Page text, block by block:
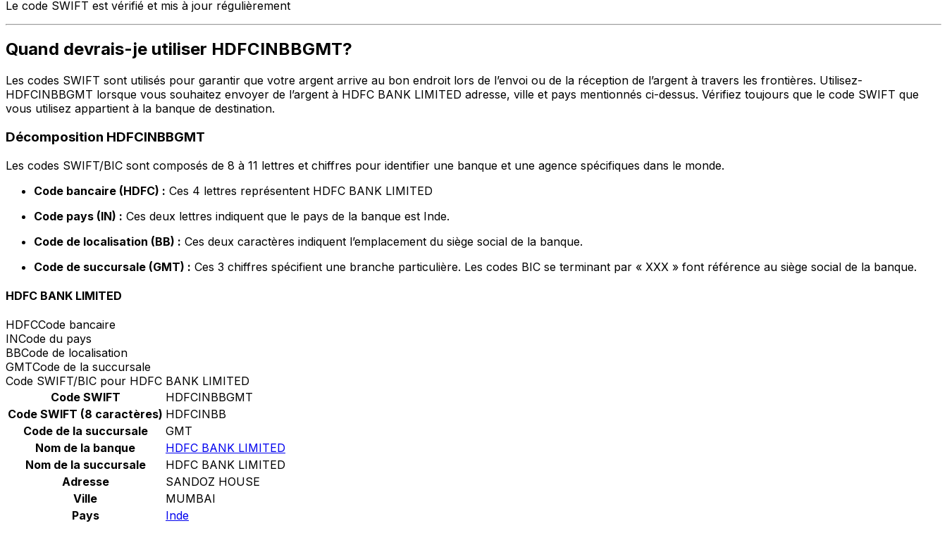
Le code SWIFT est vérifié et mis à jour régulièrement
Quand devrais-je utiliser HDFCINBBGMT?
Les codes SWIFT sont utilisés pour garantir que votre argent arrive au bon endroit lors de l’envoi ou de la réception de l’argent à travers les frontières. Utilisez-
HDFCINBBGMT lorsque vous souhaitez envoyer de l’argent à HDFC BANK LIMITED adresse, ville et pays mentionnés ci-dessus. Vérifiez toujours que le code SWIFT que
vous utilisez appartient à la banque de destination.
Décomposition HDFCINBBGMT
Les codes SWIFT/BIC sont composés de 8 à 11 lettres et chiffres pour identifier une banque et une agence spécifiques dans le monde.
Code bancaire (HDFC) : Ces 4 lettres représentent HDFC BANK LIMITED
Code pays (IN) : Ces deux lettres indiquent que le pays de la banque est Inde.
Code de localisation (BB) : Ces deux caractères indiquent l’emplacement du siège social de la banque.
Code de succursale (GMT) : Ces 3 chiffres spécifient une branche particulière. Les codes BIC se terminant par « XXX » font référence au siège social de la banque.
HDFC BANK LIMITED
HDFCCode bancaire
INCode du pays
BBCode de localisation
GMTCode de la succursale
Code SWIFT/BIC pour HDFC BANK LIMITED
Code SWIFT
HDFCINBBGMT
Code SWIFT (8 caractères) HDFCINBB
Code de la succursale
GMT
Nom de la banque
HDFC BANK LIMITED
Nom de la succursale
HDFC BANK LIMITED
Adresse
SANDOZ HOUSE
Ville
MUMBAI
Pays
Inde